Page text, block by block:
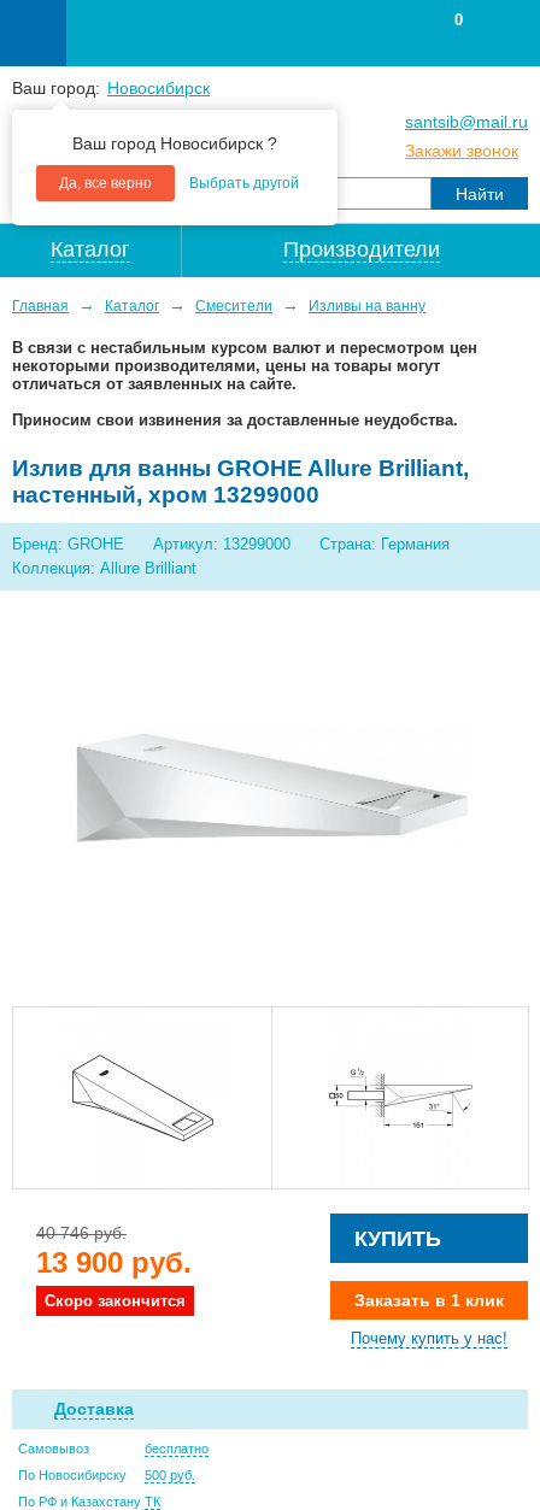
Ваш город: Новосибирск
Ваш город Новосибирск ?
Да, все верно Выбрать другой
+7(383) 213 79 30
santsib@mail.ru
Закажи звонок
0
Каталог Производители
Главная → Каталог → Смесители → Изливы на ванну
В связи с нестабильным курсом валют и пересмотром цен
некоторыми производителями, цены на товары могут
отличаться от заявленных на сайте.
Приносим свои извинения за доставленные неудобства.
Излив для ванны GROHE Allure Brilliant,
настенный, хром 13299000
Бренд: GROHE Артикул: 13299000
Страна: Германия
Коллекция: Allure Brilliant
40 746 руб.
13 900 руб.
Скоро закончится
КУПИТЬ
Заказать в 1 клик
Почему купить у нас!
Доставка
Самовывоз
бесплатно
По Новосибирску
500 руб.
По РФ и Казахстану ТК